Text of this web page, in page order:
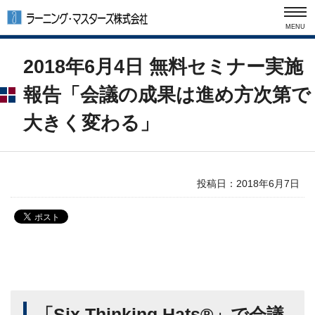
MENU
2018年6月4日 無料セミナー実施
報告 「会議の成果は進め方次第で
大きく変わる」
投稿日： 2018年6月7日